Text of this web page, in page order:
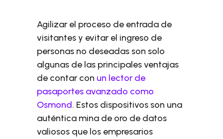
Agilizar el proceso de entrada de
visitantes y evitar el ingreso de
personas no deseadas son solo
algunas de las principales ventajas
de contar con un lector de
pasaportes avanzado como
Osmond. Estos dispositivos son una
auténtica mina de oro de datos
valiosos que los empresarios